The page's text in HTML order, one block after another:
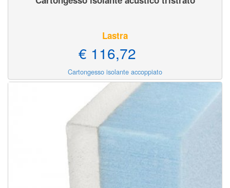
Lastra
€ 116,72
Cartongesso isolante accoppiato